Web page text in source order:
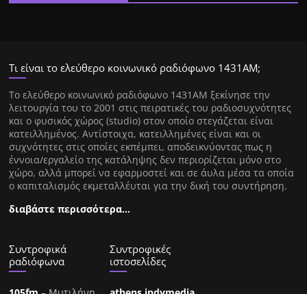
Τι είναι το ελεύθερο κοινωνικό ραδιόφωνο 1431ΑΜ;
Tο ελεύθερο κοινωνικό ραδιόφωνο 1431AM ξεκίνησε την
λειτουργία του το 2001 στις πειρατικές του ραδιοσυχνότητες
και ο φυσικός χώρος (studio) στον οποίο στεγάζεται είναι
κατειλλημένος. Αντίστοιχα, κατειλλημένες είναι και οι
συχνότητες στις οποίες εκπέμπει, αποδεικνύοντας πως η
έννοια/εργαλείο της κατάληψης δεν περιορίζεται μόνο στο
χώρο, αλλά μπορεί να εφαρμοστεί και σε άυλα μέσα τα οποία
ο καπιταλισμός εκμεταλλέυται για την δική του συντήρηση.
διαβάστε περισσότερα…
Συντροφικά
ραδιόφωνα
Συντροφικές
ιστοσελίδες